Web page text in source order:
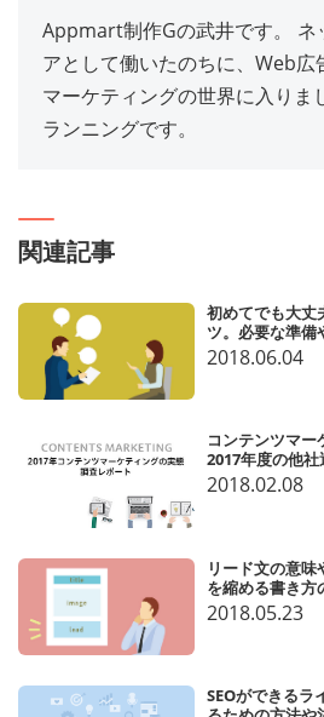
Appmart制作Gの武井です。 ネ
アとして働いたのちに、Web広
マーケティングの世界に入りま
ランニングです。
関連記事
初めてでも大丈
ツ。必要な準備
2018.06.04
コンテンツマー
2017年度の他
2018.02.08
リード文の意
を縮める書き方
2018.05.23
SEOができるラ